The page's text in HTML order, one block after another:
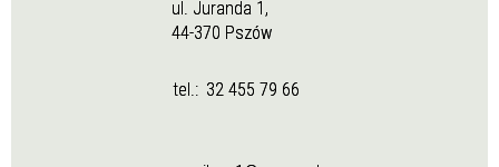
ul. Juranda 1,
44-370 Pszów
tel.: 32 455 79 66